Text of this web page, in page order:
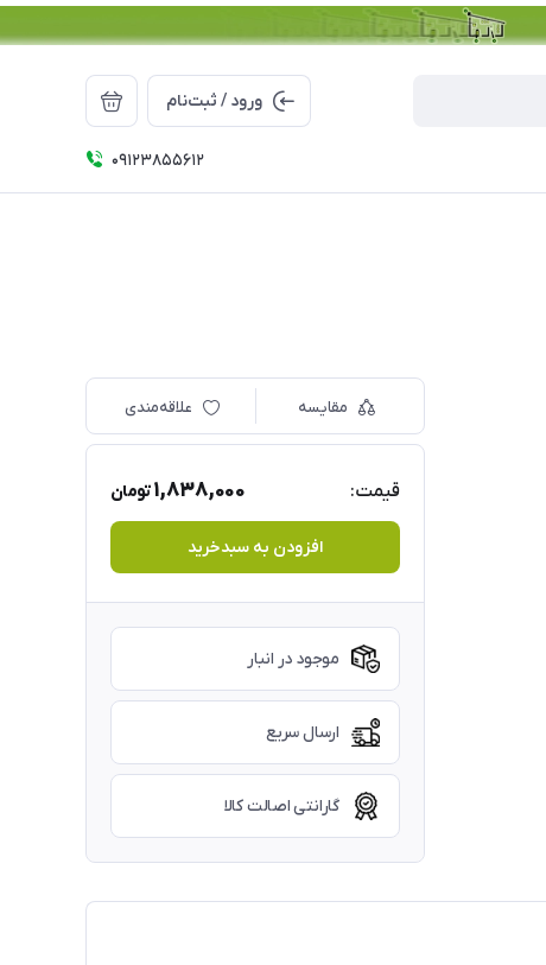
ورود / ثبت‌نام
09123855612
مقایسه علاقه‌مندی
قیمت: 1,838,000تومان
افزودن به سبدخرید
موجود در انبار
ارسال سریع
گارانتی اصالت کالا